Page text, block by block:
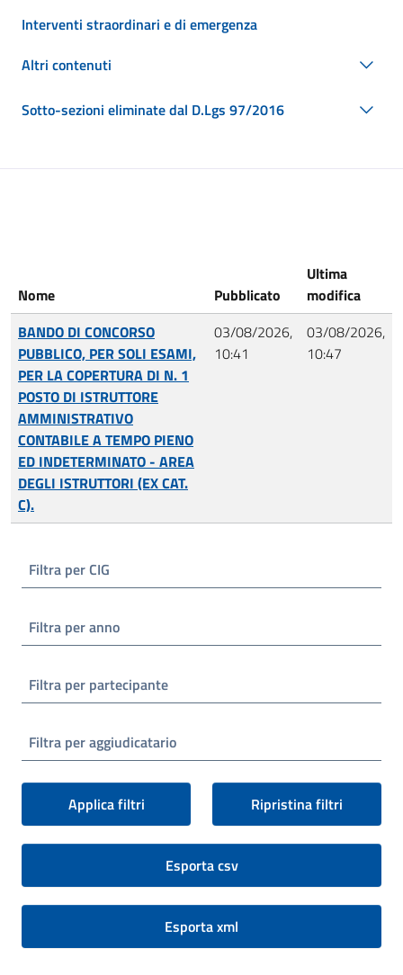
Interventi straordinari e di emergenza
Altri contenuti
Sotto-sezioni eliminate dal D.Lgs 97/2016
Nome Pubblicato
Ultima
modifica
BANDO DI CONCORSO
PUBBLICO, PER SOLI ESAMI,
PER LA COPERTURA DI N. 1
POSTO DI ISTRUTTORE
AMMINISTRATIVO
CONTABILE A TEMPO PIENO
ED INDETERMINATO - AREA
DEGLI ISTRUTTORI (EX CAT.
C).
03/08/2026,
10:41
03/08/2026,
10:47
Filtra per CIG
Filtra per anno
Filtra per partecipante
Filtra per aggiudicatario
Applica filtri Ripristina filtri
Esporta csv
Esporta xml